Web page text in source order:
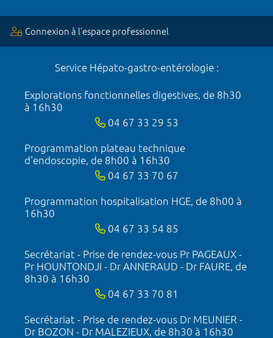
Connexion à l’espace professionnel
Service Hépato-gastro-entérologie :
Explorations fonctionnelles digestives, de 8h30
à 16h30
04 67 33 29 53
Programmation plateau technique
d'endoscopie, de 8h00 à 16h30
04 67 33 70 67
Programmation hospitalisation HGE, de 8h00 à
16h30
04 67 33 54 85
Secrétariat - Prise de rendez-vous Pr PAGEAUX -
Pr HOUNTONDJI - Dr ANNERAUD - Dr FAURE, de
8h30 à 16h30
04 67 33 70 81
Secrétariat - Prise de rendez-vous Dr MEUNIER -
Dr BOZON - Dr MALEZIEUX, de 8h30 à 16h30